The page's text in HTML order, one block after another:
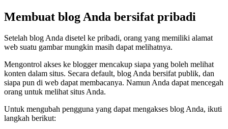
Membuat blog Anda bersifat pribadi
Setelah blog Anda disetel ke pribadi, orang yang memiliki alamat
web suatu gambar mungkin masih dapat melihatnya.
Mengontrol akses ke blogger mencakup siapa yang boleh melihat
konten dalam situs. Secara default, blog Anda bersifat publik, dan
siapa pun di web dapat membacanya. Namun Anda dapat mencegah
orang untuk melihat situs Anda.
Untuk mengubah pengguna yang dapat mengakses blog Anda, ikuti
langkah berikut: